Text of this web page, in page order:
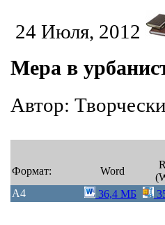
24 Июля, 2012
Мера в
Автор:
Формат: Word
A4
36,4 МБ